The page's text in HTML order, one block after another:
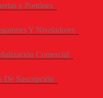
y Portónes
Y Niveladores
Comercial
De Suscripción